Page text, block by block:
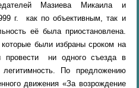
Мазиева Микаила и
г. как по объективным, так и
её была приостановлена.
были избраны сроком на
провести ни одного съезда в
По предложению
движения «За возрождение